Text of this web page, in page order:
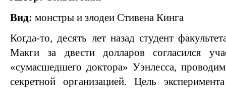
Вид: монстры и злодеи Стивена Кинга
Когда-то, десять лет назад студент
Макги за двести долларов согласился
«сумасшедшего доктора» Уэнлесса,
секретной организацией. Цель